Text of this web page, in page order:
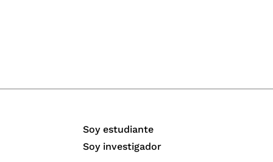
Soy estudiante
Soy investigador